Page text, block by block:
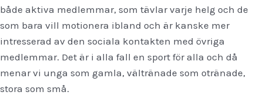
både aktiva medlemmar, som tävlar varje helg och de
som bara vill motionera ibland och är kanske mer
intresserad av den sociala kontakten med övriga
medlemmar. Det är i alla fall en sport för alla och då
menar vi unga som gamla, vältränade som otränade,
stora som små.